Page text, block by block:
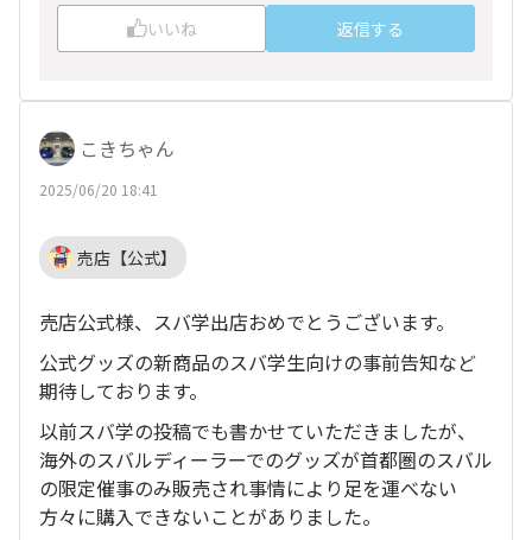
いいね 返信する
こきちゃん
2025/06/20 18:41
売店【公式】
売店公式様、スバ学出店おめでとうございます。
公式グッズの新商品のスバ学生向けの事前告知など
期待しております。
以前スバ学の投稿でも書かせていただきましたが、
海外のスバルディーラーでのグッズが首都圏のスバル
の限定催事のみ販売され事情により足を運べない
方々に購入できないことがありました。